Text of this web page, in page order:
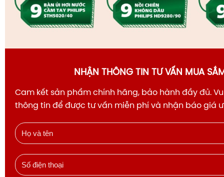
NHẬN THÔNG TIN TƯ VẤN MUA
Cam kết sản phẩm chính hãng, bảo hành đầy đủ.
thông tin để được tư vấn miễn phí và nhận báo giá